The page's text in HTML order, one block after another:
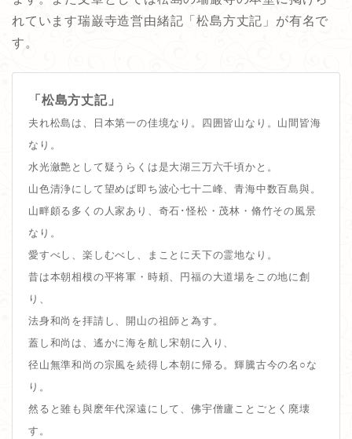
れています瑞巌寺造営由緒記「松島方丈記」が有名で
す。
「松島方丈記」
夫れ松島は、日本第一の佳境なり。四囲皆山なり。山間皆海
なり。
水光瀲艶として疑うらくは是大湖三万六千頃かと。
山色清浄にして望めば即ち波心七十二峰、青海中数百島與。
山畔頗る多くの人家あり、奇石･怪松・茂林・脩竹その風景
なり。
愛すべし、楽しむべし、まことに天下の霊地なり。
昔は本朝相模の平将軍・時頼、円福の大道場をこの地に創
り、
法身和尚を拝請し、開山の祖師と為す。
蓋し和尚は、遙かに海を航し宋朝に入り、
径山無準和尚の宗風を続得し本朝に帰る。輝騰古今の名○な
り。
然ると雖も與麽年代深遠にして、佛宇僧廬ことごとく廃壊
す。